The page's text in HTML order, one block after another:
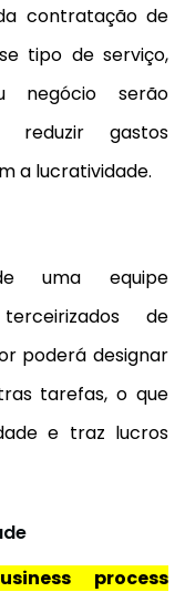
contratação de
tipo de serviço,
negócio serão
gastos
a lucratividade.
uma equipe
de
poderá designar
tarefas, o que
e traz lucros
process